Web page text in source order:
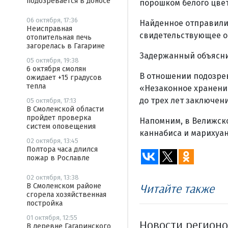
06 октября, 17:36
Неисправная
отопительная печь
загорелась в Гагарине
05 октября, 19:38
6 октября смолян
ожидает +15 градусов
тепла
05 октября, 17:13
В Смоленской области
пройдет проверка
систем оповещения
02 октября, 13:45
Полтора часа длился
пожар в Рославле
02 октября, 13:38
В Смоленском районе
сгорела хозяйственная
постройка
01 октября, 12:55
В деревне Гагаринского
порошком белого
Найденное
свидетельствующее
Задержанный
В отношении
«Незаконное
до трех лет
Напомним, в
каннабиса и
Читайте также
Новости